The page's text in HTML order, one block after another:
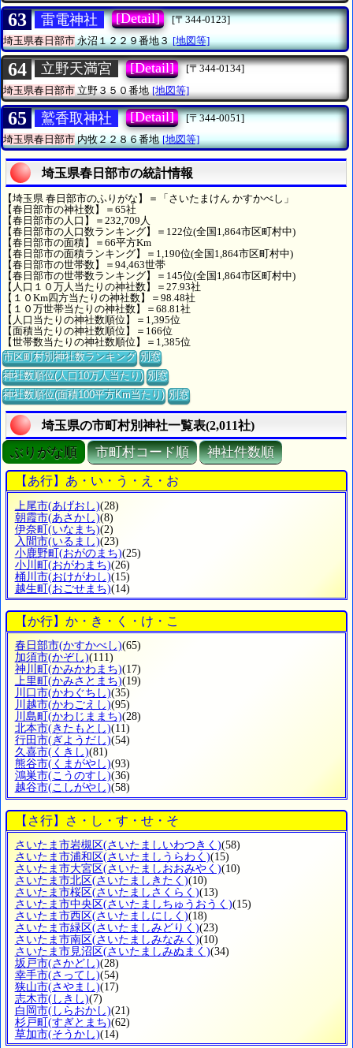
63 雷電神社 [Detail]
[〒344-0123]
埼玉県春日部市永沼１２２９番地３ [地図等]
64 立野天満宮 [Detail]
[〒344-0134]
埼玉県春日部市 立野３５０番地 [地図等]
65 鷲香取神社 [Detail]
[〒344-0051]
埼玉県春日部市内牧２２８６番地 [地図等]
埼玉県春日部市の統計情報
【埼玉県 春日部市のふりがな】＝「さいたまけん かすかべし」
【春日部市の神社数】＝65社
【春日部市の人口】＝232,709人
【春日部市の人口数ランキング】＝122位(全国1,864市区町村中)
【春日部市の面積】＝66平方Km
【春日部市の面積ランキング】＝1,190位(全国1,864市区町村中)
【春日部市の世帯数】＝94,463世帯
【春日部市の世帯数ランキング】＝145位(全国1,864市区町村中)
【人口１０万人当たりの神社数】＝27.93社
【１０Km四方当たりの神社数】＝98.48社
【１０万世帯当たりの神社数】＝68.81社
【人口当たりの神社数順位】＝1,395位
【面積当たりの神社数順位】＝166位
【世帯数当たりの神社数順位】＝1,385位
市区町村別神社数ランキング 別窓
神社数順位(人口10万人当たり) 別窓
神社数順位(面積100平方Km当たり) 別窓
埼玉県の市町村別神社一覧表(2,011社)
ぶりがな順 市町村コード順 神社件数順
【あ行】あ・い・う・え・お
上尾市(あげおし)(28)
朝霞市(あさかし)(8)
伊奈町(いなまち)(2)
入間市(いるまし)(23)
小鹿野町(おがのまち)(25)
小川町(おがわまち)(26)
桶川市(おけがわし)(15)
越生町(おごせまち)(14)
【か行】か・き・く・け・こ
春日部市(かすかべし)(65)
加須市(かぞし)(111)
神川町 (かみかわまち)(17)
上里町 (かみさとまち)(19)
川口市(かわぐちし)(35)
川越市(かわごえし)(95)
川島町 (かわじままち)(28)
北本市(きたもとし)(11)
行田市(ぎようだし)(54)
久喜市(くきし)(81)
熊谷市(くまがやし)(93)
鴻巣市(こうのすし)(36)
越谷市(こしがやし)(58)
【さ行】さ・し・す・せ・そ
さいたま市岩槻区(さいたましいわつきく)(58)
さいたま市浦和区(さいたましうらわく)(15)
さいたま市大宮区(さいたましおおみやく)(10)
さいたま市北区(さいたましきたく)(10)
さいたま市桜区(さいたましさくらく)(13)
さいたま市中央区(さいたましちゅうおうく)(15)
さいたま市西区(さいたましにしく)(18)
さいたま市緑区(さいたましみどりく)(23)
さいたま市南区(さいたましみなみく)(10)
さいたま市見沼区(さいたましみぬまく)(34)
坂戸市(さかどし)(28)
幸手市(さってし)(54)
狭山市(さやまし)(17)
志木市(しきし)(7)
白岡市(しらおかし)(21)
杉戸町 (すぎとまち)(62)
草加市(そうかし)(14)